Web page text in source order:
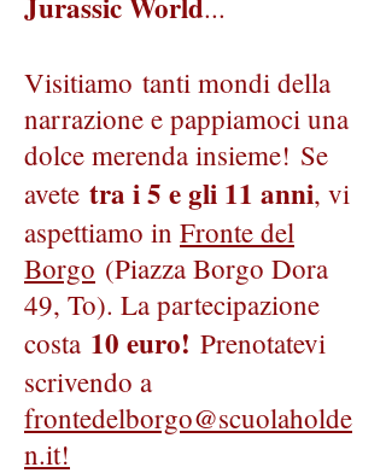
...
Visitiamo tanti mondi della
narrazione e pappiamoci una
dolce merenda insieme! Se
avete tra i 5 e gli 11 anni, vi
aspettiamo in Fronte del
Borgo (Piazza Borgo Dora
49, To). La partecipazione
costa 10 euro! Prenotatevi
scrivendo a
frontedelborgo@scuolaholde
n.it!